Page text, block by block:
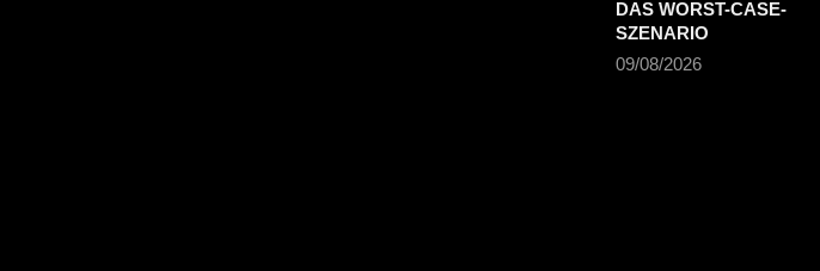
DAS WORST-CASE-
SZENARIO
09/08/2026